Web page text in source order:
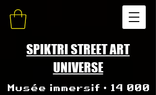
SPIKTRI STREET ART
UNIVERSE
Musée immersif • 14 000